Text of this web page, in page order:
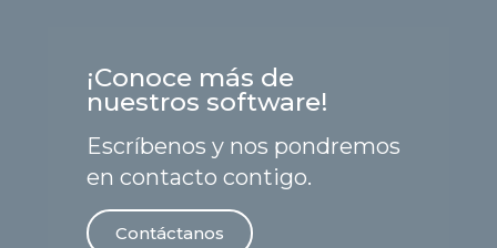
¡Conoce más de
nuestros software!
Escríbenos y nos pondremos
en contacto contigo.
Contáctanos